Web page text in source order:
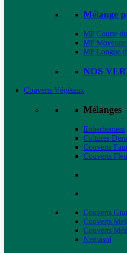
Mélange
MP Courte
MP Moyenne
MP Longue
NOS
Couverts Végétaux
Mélanges
Enherbement
Cultures
Couverts
Couverts
Couverts
Couverts
Couverts
Nemasol